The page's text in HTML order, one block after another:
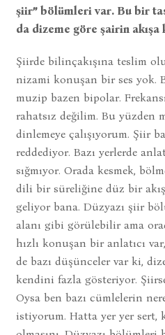
şiir” bölümleri var. Bu bir
da dizeme göre şairin
Şiirde bilinçakışına teslim
nizami konuşan bir ses yok.
muzip bazen bipolar.
rahatsız değilim. Bu yüzden
dinlemeye çalışıyorum. Şiir
reddediyor. Bazı yerlerde
sığmıyor. Orada kesmek,
dili bir süreliğine düz bir
geliyor bana. Düzyazı şiir
alanı gibi görülebilir ama
hızlı konuşan bir anlatıcı
de bazı düşünceler var ki,
kendini fazla gösteriyor.
Oysa ben bazı cümlelerin
istiyorum. Hatta yer yer sert,